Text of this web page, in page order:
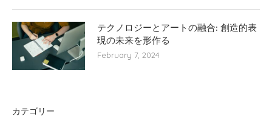
テクノロジーとアートの融合: 創造的表
現の未来を形作る
February 7, 2024
カテゴリー